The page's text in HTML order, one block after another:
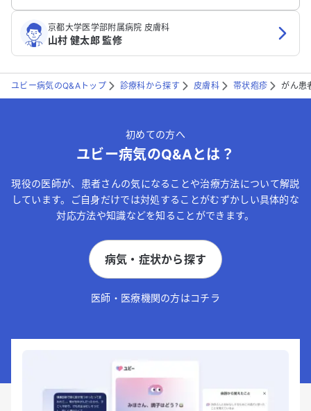
京都大学医学部附属病院 皮膚科
山村 健太郎 監修
ユビー病気のQ&Aトップ 診療科から探す 皮膚科 帯状疱疹 がん患
初めての方へ
ユビー病気のQ&Aとは？
現役の医師が、患者さんの気になることや治療方法について解説
しています。ご自身だけでは対処することがむずかしい具体的な
対応方法や知識などを知ることができます。
病気・症状から探す
医師・医療機関の方はコチラ